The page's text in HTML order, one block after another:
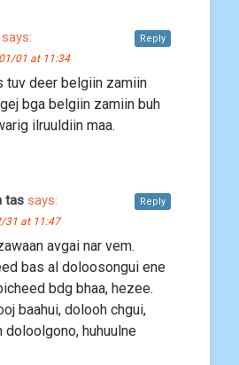
says:
01 at 11:34
tuv deer belgiin zamiin
bga belgiin zamiin buh
ilruuldiin maa.
Reply
tas says:
31 at 11:47
avgai nar vem.
bas al doloosongui ene
bdg bhaa, hezee.
baahui, dolooh chgui,
doloolgono, huhuulne
Reply